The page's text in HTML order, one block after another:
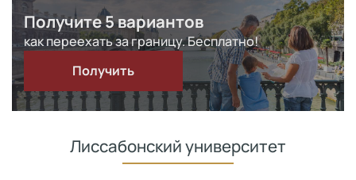
Получите 5 вариантов
как переехать за границу. Бесплатно!
Получить
Лиссабонский университет